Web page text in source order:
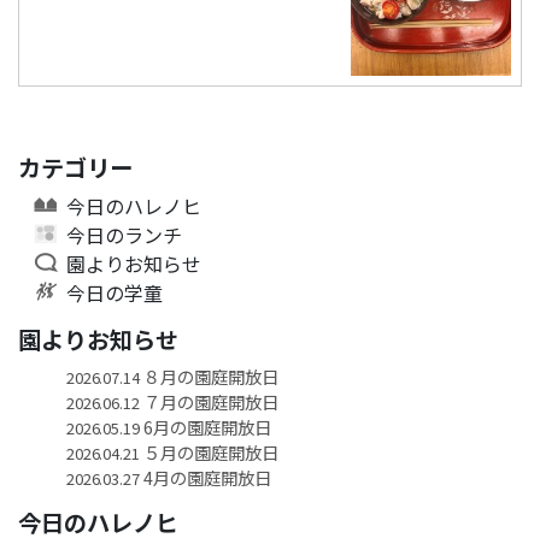
カテゴリー
今日のハレノヒ
今日のランチ
園よりお知らせ
今日の学童
園よりお知らせ
2026.07.14８月の園庭開放日
2026.06.12 ７月の園庭開放日
2026.05.196月の園庭開放日
2026.04.21 ５月の園庭開放日
2026.03.274月の園庭開放日
今日のハレノヒ